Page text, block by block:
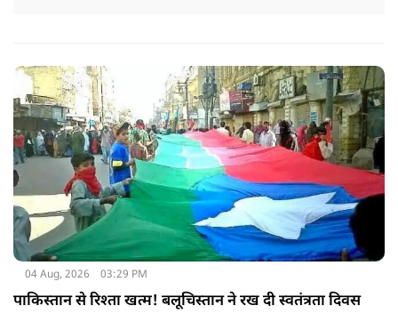
04 Aug, 2026 03:29 PM
पाकिस्तान से रिश्ता खत्म! बलूचिस्तान ने रख दी स्वतंत्रता दिवस